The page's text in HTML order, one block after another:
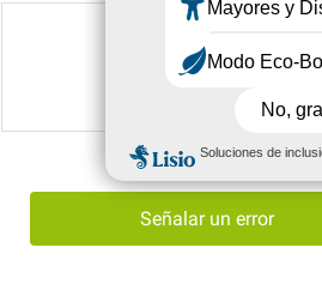
Síganos en
Señalar un error